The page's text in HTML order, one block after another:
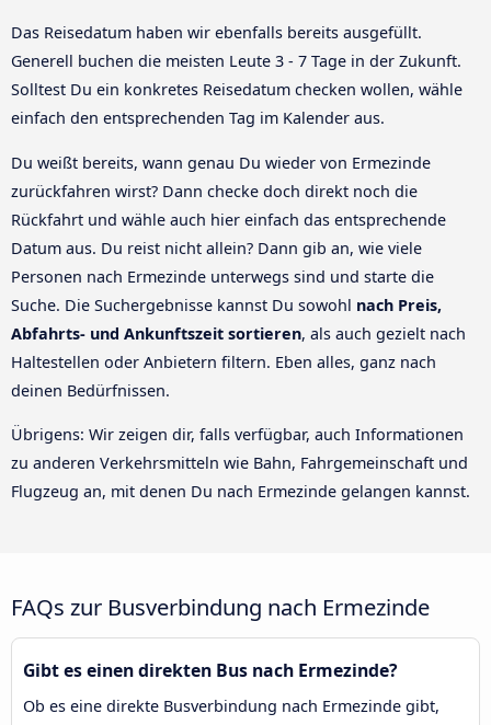
Das Reisedatum haben wir ebenfalls bereits ausgefüllt.
Generell buchen die meisten Leute 3 - 7 Tage in der Zukunft.
Solltest Du ein konkretes Reisedatum checken wollen, wähle
einfach den entsprechenden Tag im Kalender aus.
Du weißt bereits, wann genau Du wieder von Ermezinde
zurückfahren wirst? Dann checke doch direkt noch die
Rückfahrt und wähle auch hier einfach das entsprechende
Datum aus. Du reist nicht allein? Dann gib an, wie viele
Personen nach Ermezinde unterwegs sind und starte die
Suche. Die Suchergebnisse kannst Du sowohl nach Preis,
Abfahrts- und Ankunftszeit sortieren, als auch gezielt nach
Haltestellen oder Anbietern filtern. Eben alles, ganz nach
deinen Bedürfnissen.
Übrigens: Wir zeigen dir, falls verfügbar, auch Informationen
zu anderen Verkehrsmitteln wie Bahn, Fahrgemeinschaft und
Flugzeug an, mit denen Du nach Ermezinde gelangen kannst.
FAQs zur Busverbindung nach Ermezinde
Gibt es einen direkten Bus nach Ermezinde?
Ob es eine direkte Busverbindung nach Ermezinde gibt,